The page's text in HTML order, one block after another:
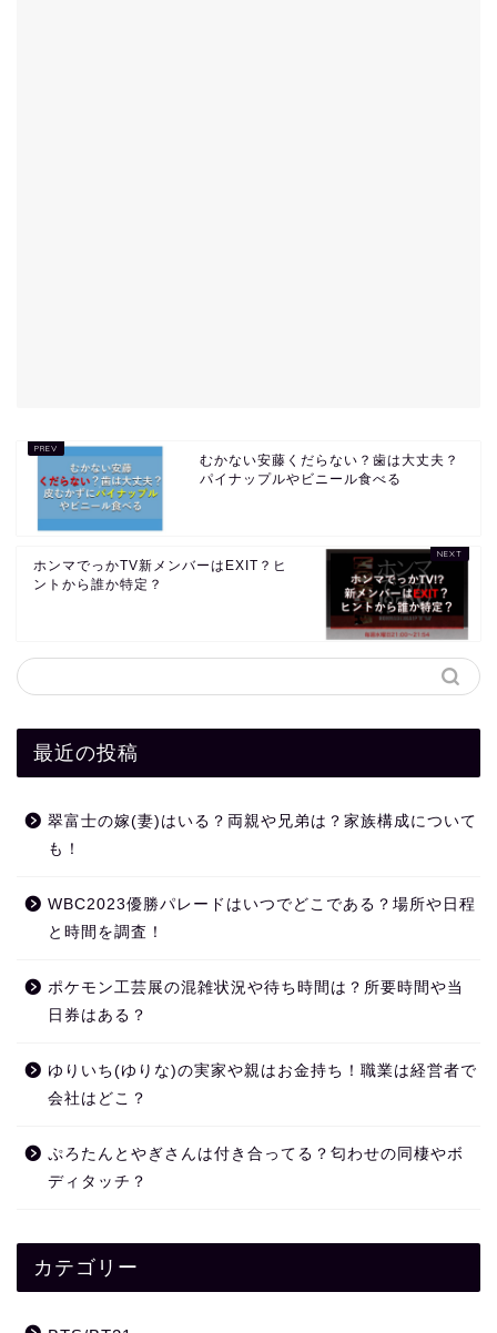
むかない安藤くだらない？歯は大丈夫？
パイナップルやビニール食べる
ホンマでっかTV新メンバーはEXIT？ヒ
ントから誰か特定？
最近の投稿
翠富士の嫁(妻)はいる？両親や兄弟は？家族構成について
も！
WBC2023優勝パレードはいつでどこである？場所や日程
と時間を調査！
ポケモン工芸展の混雑状況や待ち時間は？所要時間や当
日券はある？
ゆりいち(ゆりな)の実家や親はお金持ち！職業は経営者で
会社はどこ？
ぷろたんとやぎさんは付き合ってる？匂わせの同棲やボ
ディタッチ？
カテゴリー